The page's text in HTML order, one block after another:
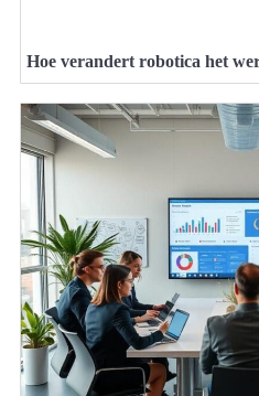
Hoe verandert robotica het